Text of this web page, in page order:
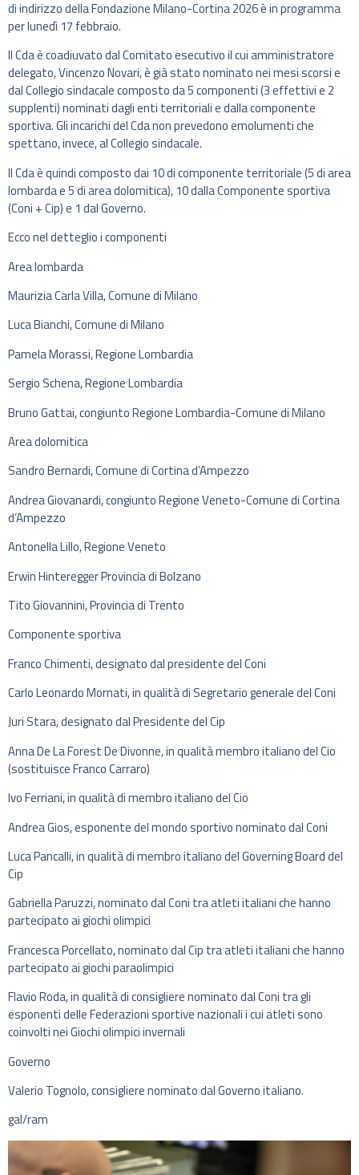
di indirizzo della Fondazione Milano-Cortina 2026 è in programma
per lunedì 17 febbraio.
Il Cda è coadiuvato dal Comitato esecutivo il cui amministratore
delegato, Vincenzo Novari, è già stato nominato nei mesi scorsi e
dal Collegio sindacale composto da 5 componenti (3 effettivi e 2
supplenti) nominati dagli enti territoriali e dalla componente
sportiva. Gli incarichi del Cda non prevedono emolumenti che
spettano, invece, al Collegio sindacale.
Il Cda è quindi composto dai 10 di componente territoriale (5 di area
lombarda e 5 di area dolomitica), 10 dalla Componente sportiva
(Coni + Cip) e 1 dal Governo.
Ecco nel detteglio i componenti
Area lombarda
Maurizia Carla Villa, Comune di Milano
Luca Bianchi, Comune di Milano
Pamela Morassi, Regione Lombardia
Sergio Schena, Regione Lombardia
Bruno Gattai, congiunto Regione Lombardia-Comune di Milano
Area dolomitica
Sandro Bernardi, Comune di Cortina d’Ampezzo
Andrea Giovanardi, congiunto Regione Veneto-Comune di Cortina
d’Ampezzo
Antonella Lillo, Regione Veneto
Erwin Hinteregger Provincia di Bolzano
Tito Giovannini, Provincia di Trento
Componente sportiva
Franco Chimenti, designato dal presidente del Coni
Carlo Leonardo Mornati, in qualità di Segretario generale del Coni
Juri Stara, designato dal Presidente del Cip
Anna De La Forest De Divonne, in qualità membro italiano del Cio
(sostituisce Franco Carraro)
Ivo Ferriani, in qualità di membro italiano del Cio
Andrea Gios, esponente del mondo sportivo nominato dal Coni
Luca Pancalli, in qualità di membro italiano del Governing Board del
Cip
Gabriella Paruzzi, nominato dal Coni tra atleti italiani che hanno
partecipato ai giochi olimpici
Francesca Porcellato, nominato dal Cip tra atleti italiani che hanno
partecipato ai giochi paraolimpici
Flavio Roda, in qualità di consigliere nominato dal Coni tra gli
esponenti delle Federazioni sportive nazionali i cui atleti sono
coinvolti nei Giochi olimpici invernali
Governo
Valerio Tognolo, consigliere nominato dal Governo italiano.
gal/ram